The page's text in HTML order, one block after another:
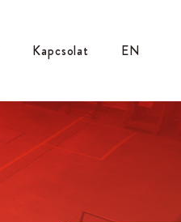
EN
Kapcsolat